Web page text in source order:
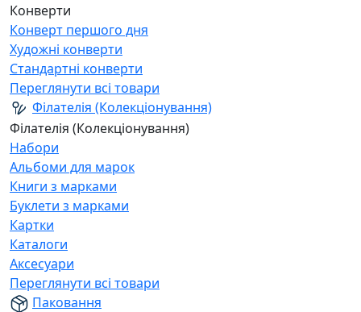
Конверти
Конверт першого дня
Художні конверти
Стандартні конверти
Переглянути всі товари
Філателія (Колекціонування)
Філателія (Колекціонування)
Набори
Альбоми для марок
Книги з марками
Буклети з марками
Картки
Каталоги
Аксесуари
Переглянути всі товари
Паковання